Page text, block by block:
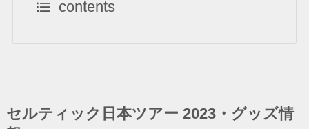
contents
セルティック日本ツアー 2023・グッズ情